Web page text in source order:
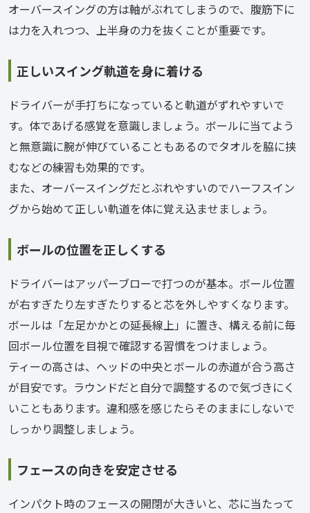
オーバースイングの方は軸がぶれてしまうので、腹筋下に
は力を入れつつ、上半身の力を抜くことが重要です。
正しいスイング軌道を身に着ける
ドライバーが手打ちになっていると軌道がずれやすいで
す。体であげる感覚を意識しましょう。ボールに当てよう
と無意識に腕が伸びていることもあるのでタオルを脇に挟
むなどの練習も効果的です。
また、オーバースイングだとぶれやすいのでハーフスイン
グから始めて正しい軌道を体に覚え込ませましょう。
ボールの位置を正しくする
ドライバーはアッパーブローで打つのが基本。ボール位置
が右すぎたり左すぎたりすると芯を外しやすくなります。
ボールは「左足かかとの延長線上」に置き、構える前に毎
回ボール位置を目視で確認する習慣をつけましょう。
ティーの高さは、ヘッドの中央とボールの赤道が合う高さ
が目安です。ラウンドだと自分で調整するので気づきにく
いこともあります。違和感を感じたらそのままにしないで
しっかり調整しましょう。
フェースの向きを安定させる
インパクト時のフェースの開閉が大きいと、芯に当たって